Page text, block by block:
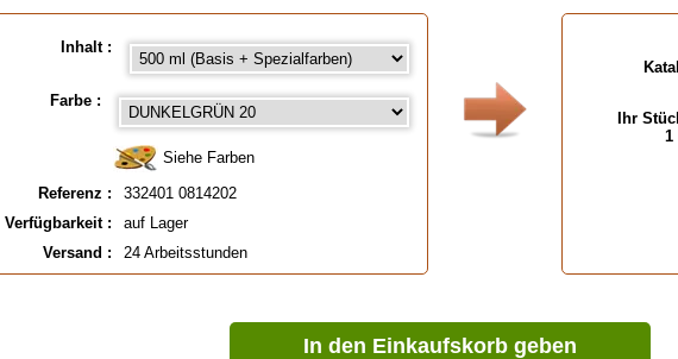
- Kontaktieren Sie uns für
Bitte konsultieren Sie unsere Ratschlagskartei !
( Für die Farbauswahl bitte auf die untenstehende
: 50 ml, 50 ml (Basis +Spezialfarben), 500 ml,
TIEFSCHWARZ
Inhalt :
Farbe :
Siehe Farben
Referenz :
332401 0814202
Verfügbarkeit :
auf Lager
Versand :
24 Arbeitsstunden
Ihr
1
In den Einkaufskorb geben